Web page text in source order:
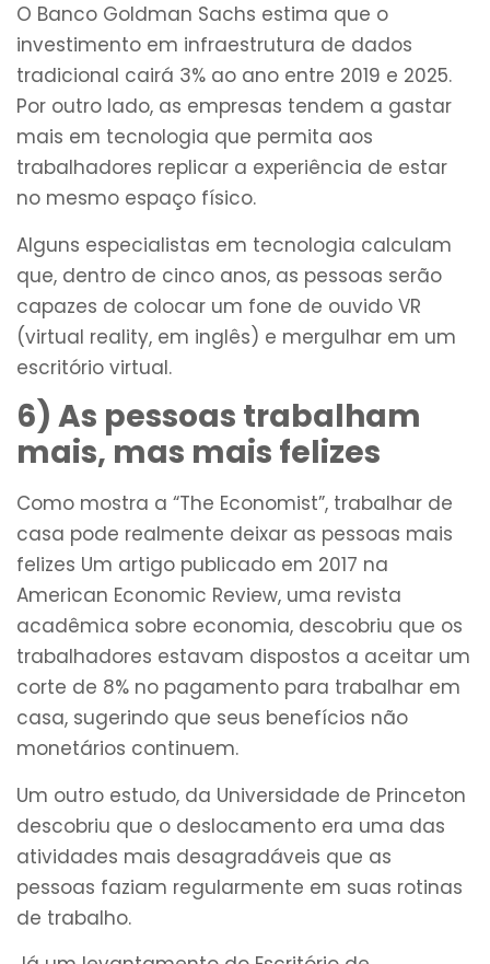
O Banco Goldman Sachs estima que o
investimento em infraestrutura de dados
tradicional cairá 3% ao ano entre 2019 e 2025.
Por outro lado, as empresas tendem a gastar
mais em tecnologia que permita aos
trabalhadores replicar a experiência de estar
no mesmo espaço físico.
Alguns especialistas em tecnologia calculam
que, dentro de cinco anos, as pessoas serão
capazes de colocar um fone de ouvido VR
(virtual reality, em inglês) e mergulhar em um
escritório virtual.
6) As pessoas trabalham
mais, mas mais felizes
Como mostra a “The Economist”, trabalhar de
casa pode realmente deixar as pessoas mais
felizes Um artigo publicado em 2017 na
American Economic Review, uma revista
acadêmica sobre economia, descobriu que os
trabalhadores estavam dispostos a aceitar um
corte de 8% no pagamento para trabalhar em
casa, sugerindo que seus benefícios não
monetários continuem.
Um outro estudo, da Universidade de Princeton
descobriu que o deslocamento era uma das
atividades mais desagradáveis que as
pessoas faziam regularmente em suas rotinas
de trabalho.